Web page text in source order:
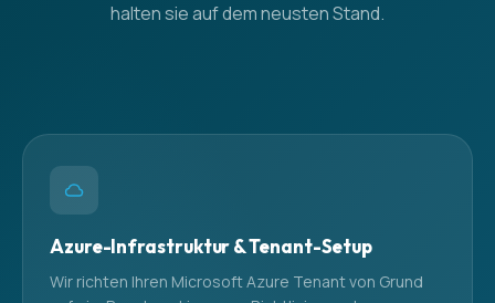
halten sie auf dem neusten Stand.
Azure-Infrastruktur & Tenant-Setup
Wir richten Ihren Microsoft Azure Tenant von Grund